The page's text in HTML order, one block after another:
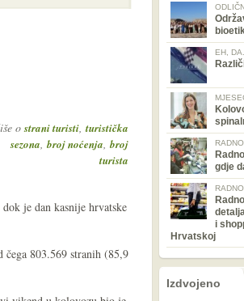
ostrani turisti, turistička
sezona, broj noćenja, broj
turista
je dan kasnije hrvatske
803.569 stranih (85,9
EH,
gdje
i
Hrvatskoj
nema prethodne stranice
sljedećeIzdvojeno